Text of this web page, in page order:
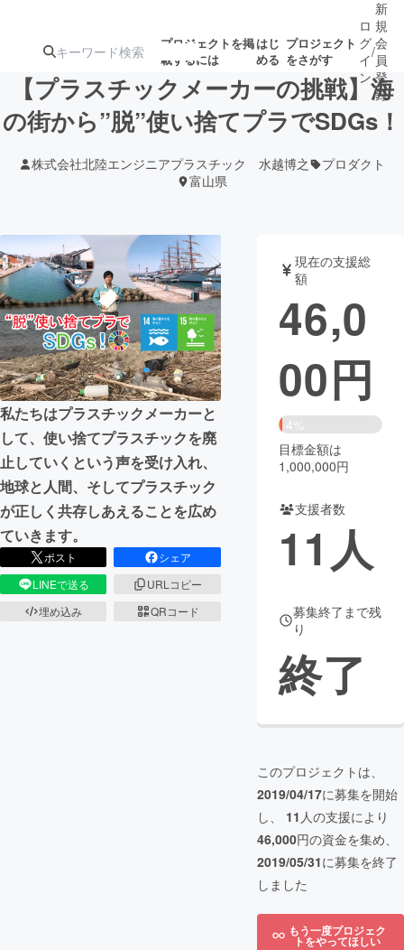
プロジェクトを掲
載するには
はじ
める
プロジェクト
をさがす
人気のプロ
ジェクト
注目のリ
ターン
注目の新着プロ
ジェクト
募集終了が近いプ
ロジェクト
もうすぐ公開
されます
アート・写真
テクノロジー・ガジェット
映像・映画 書籍・雑誌
ビジネス・起業
まちづくり・地域活性化
CAMPFIRE for Social Good
CAMPFIREふるさと納税machi-ya コミュニティ
ロ
グ
イ
ン
/
新
規
会
員
登
録
【プラスチックメーカーの挑戦】海
の街から”脱”使い捨てプラでSDGs！
株式会社北陸エンジニアプラスチック 水越博之
プロダクト
富山県
私たちはプラスチックメーカーと
して、使い捨てプラスチックを廃
止していくという声を受け入れ、
地球と人間、そしてプラスチック
が正しく共存しあえることを広め
ていきます。
ポスト
シェア
LINEで送る
URLコピー
埋め込み
QRコード
現在の支援総
額
46,0
00円
4%
目標金額は
1,000,000円
支援者数
11 人
募集終了まで残
り
終了
このプロジェクトは、
2019/04/17に募集を開始
し、 11 人の支援により
46,000円の資金を集め、
2019/05/31に募集を終了
しました
もう一度プロジェク
トをやってほしい